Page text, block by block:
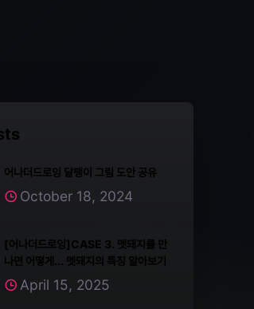
어나더드로잉 달팽이 그림 도안 공유
October 18, 2024
[어나더드로잉]CASE 3. 멧돼지를 만
나면 어떻게... 멧돼지의 특징 알아보기
April 15, 2025